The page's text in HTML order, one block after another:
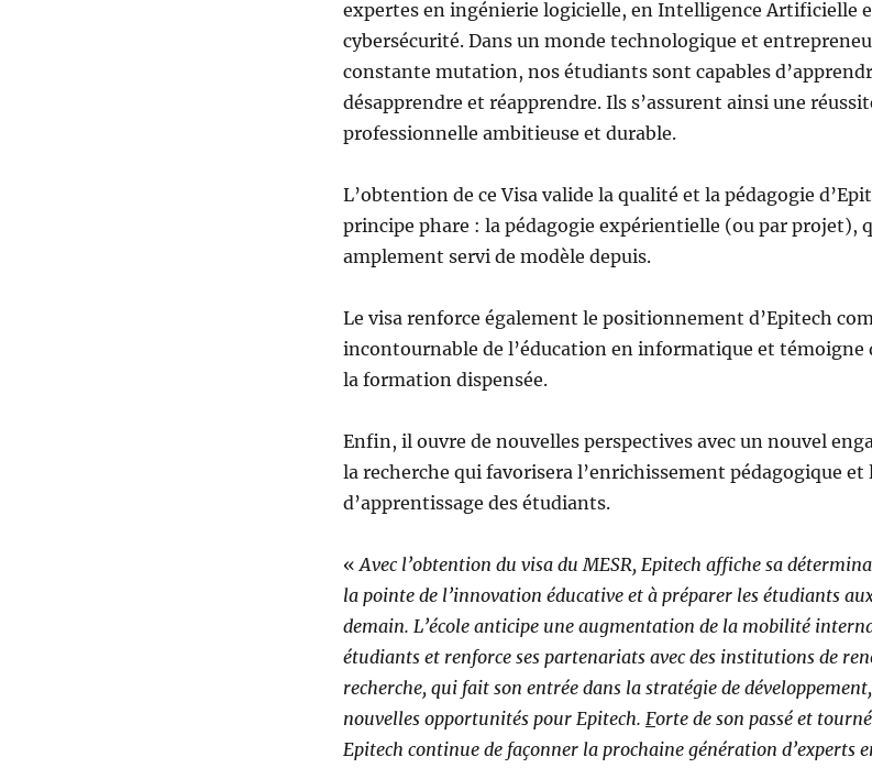
expertes en ingénierie logicielle, en Intelligence Artificielle
cybersécurité. Dans un monde technologique et
constante mutation, nos étudiants sont capables
désapprendre et réapprendre. Ils s’assurent ainsi une
professionnelle ambitieuse et durable.
L’obtention de ce Visa valide la qualité et la pédagogie
principe phare : la pédagogie expérientielle (ou par projet),
amplement servi de modèle depuis.
Le visa renforce également le positionnement d’Epitech
incontournable de l’éducation en informatique et témoigne
la formation dispensée.
Enfin, il ouvre de nouvelles perspectives avec un nouvel
la recherche qui favorisera l’enrichissement pédagogique et
d’apprentissage des étudiants.
«Avec l’obtention du visa du MESR, Epitech affiche sa
la pointe de l’innovation éducative et à préparer les étudiants
demain. L’école anticipe une augmentation de la mobilité
étudiants et renforce ses partenariats avec des institutions de
recherche, qui fait son entrée dans la stratégie de
nouvelles opportunités pour Epitech. Forte de son passé et
Epitech continue de façonner la prochaine génération d’experts